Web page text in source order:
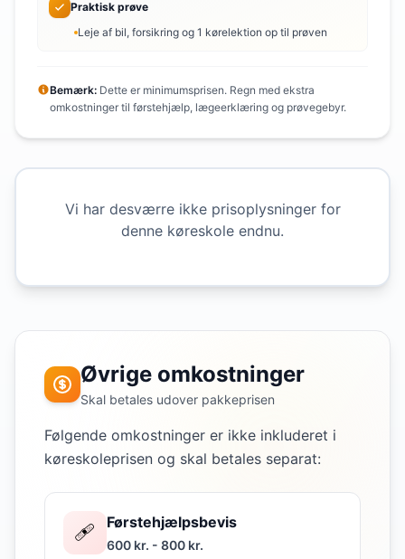
Praktisk prøve
Leje af bil, forsikring og 1 kørelektion op til prøven
Bemærk: Dette er minimumsprisen. Regn med ekstra
omkostninger til førstehjælp, lægeerklæring og prøvegebyr.
Vi har desværre ikke prisoplysninger for
denne køreskole endnu.
Øvrige omkostninger
Skal betales udover pakkeprisen
Følgende omkostninger er ikke inkluderet i
køreskoleprisen og skal betales separat:
🩹 Førstehjælpsbevis
600 kr. - 800 kr.